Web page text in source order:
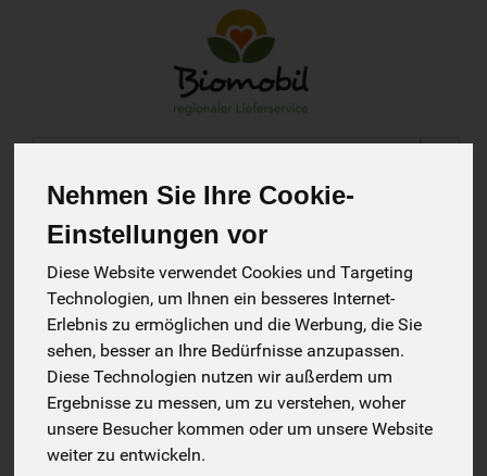
Nehmen Sie Ihre Cookie-
Einstellungen vor
Diese Website verwendet Cookies und Targeting
Technologien, um Ihnen ein besseres Internet-
Erlebnis zu ermöglichen und die Werbung, die Sie
sehen, besser an Ihre Bedürfnisse anzupassen.
Diese Technologien nutzen wir außerdem um
Ergebnisse zu messen, um zu verstehen, woher
unsere Besucher kommen oder um unsere Website
weiter zu entwickeln.
Produkt
Biokiste 13 von 1845
Biokiste online bestellen: Frische Bio-Vielfalt bequem
nach Hause geliefert
Frisch, saisonal und bequem nach Hause geliefert: Unsere
Biokiste bringt sorgfältig ausgewähltes Obst und Gemüse
aus biologischem Anbau direkt vor Ihre Haustür. Stellen Sie
Größe, Inhalt und Lieferrhythmus individuell zusammen –